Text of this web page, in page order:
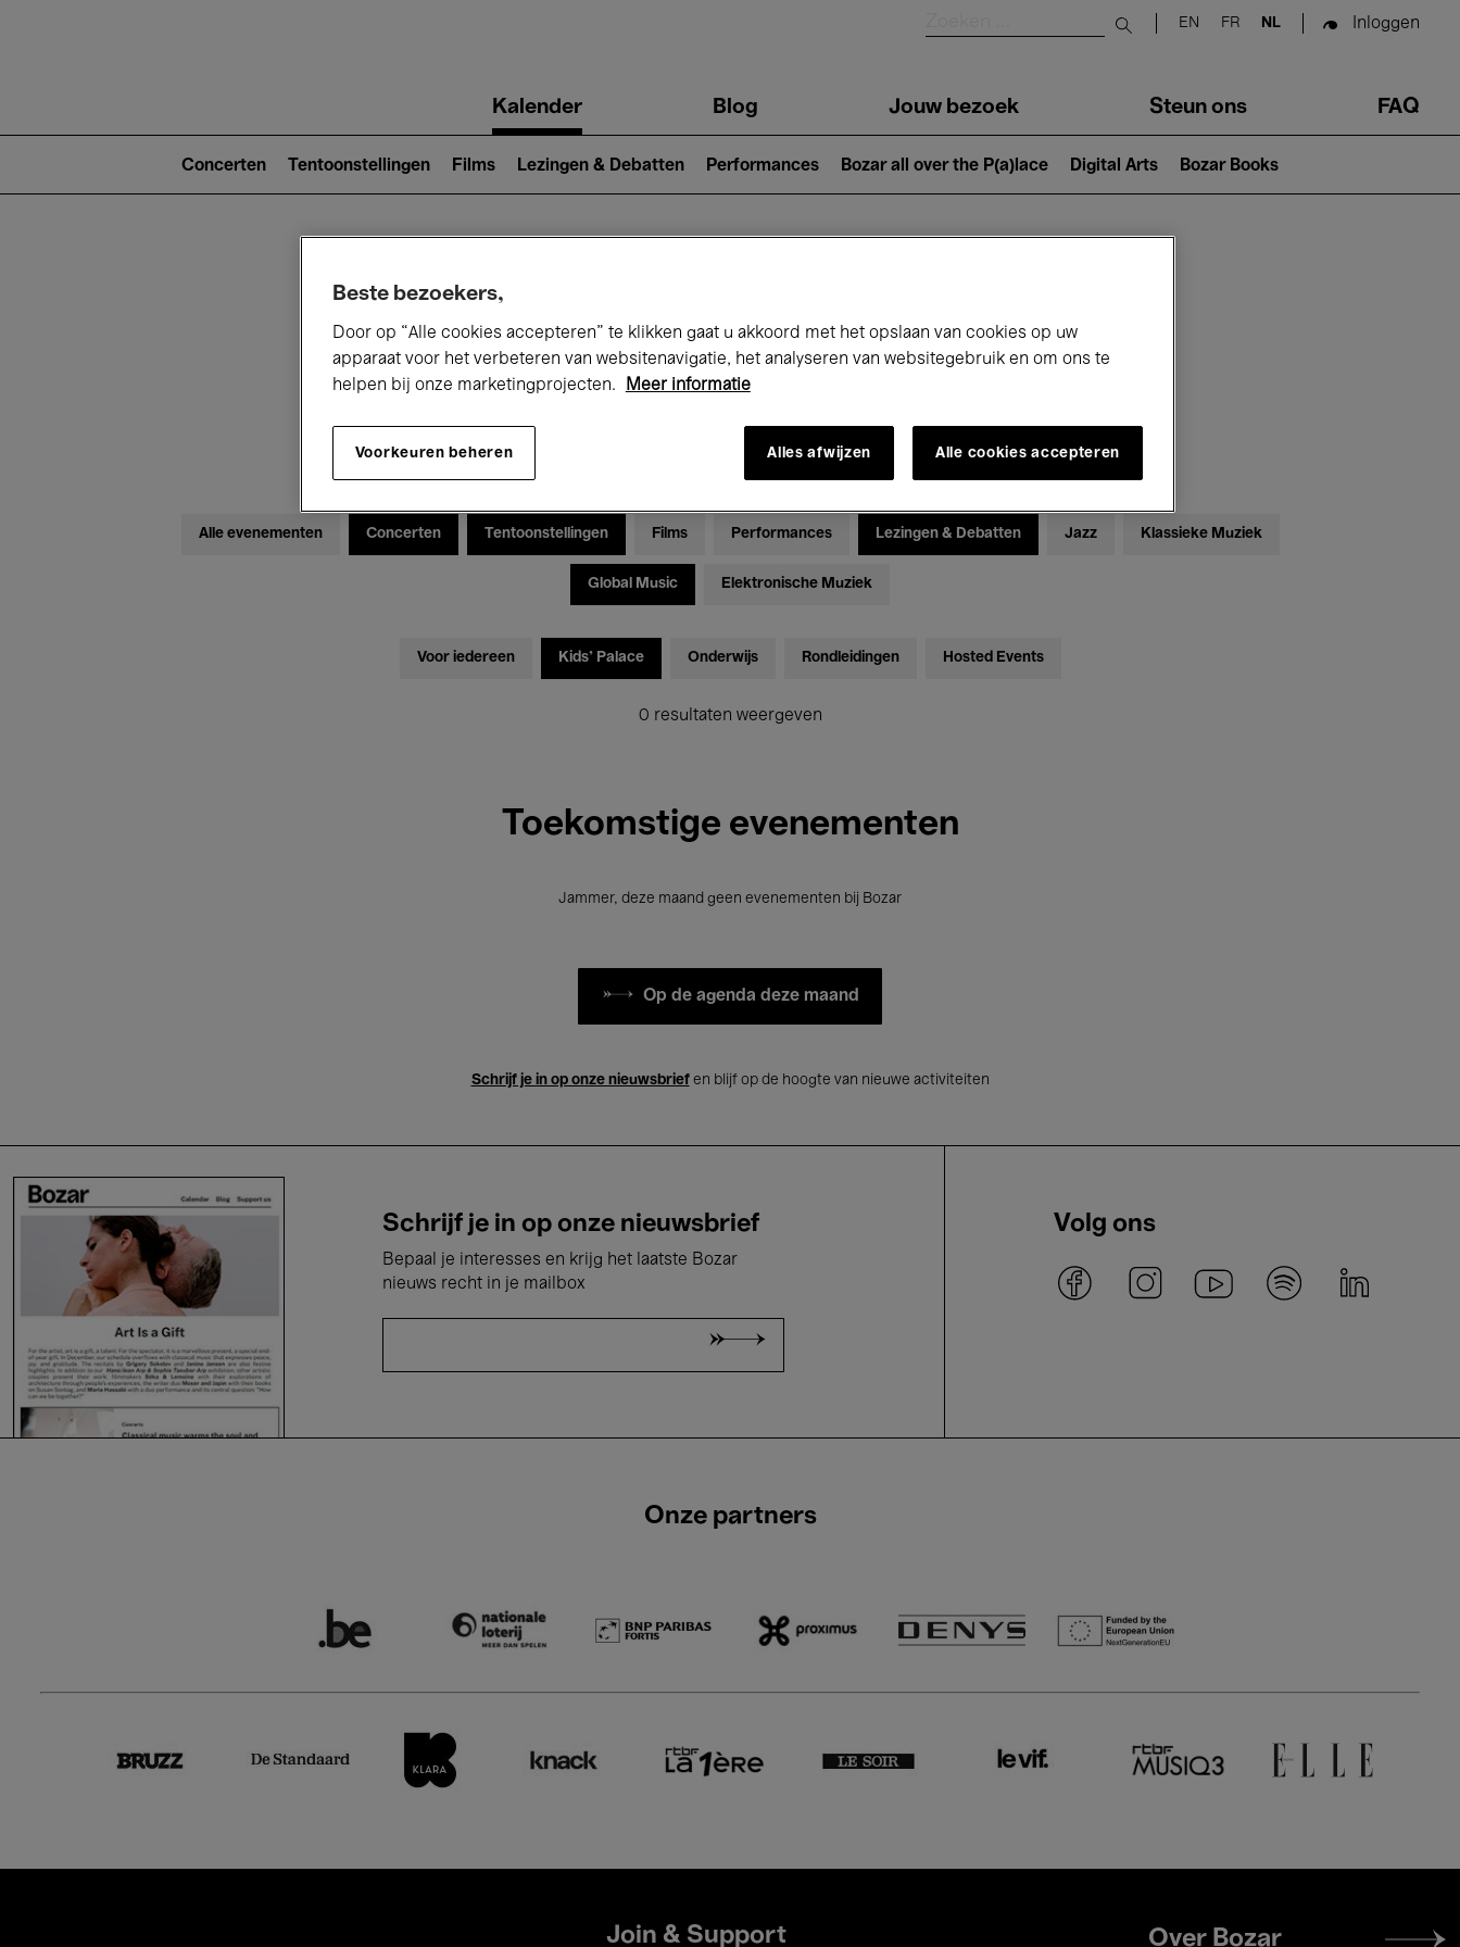
Submit search
EN FR NL Inloggen
navigationKalender Blog Jouw bezoek Steun ons FAQ
2)
Concerten Tentoonstellingen Films Lezingen & Debatten Performances Bozar all over the P(a)lace Digital Arts Bozar Books
Alle evenementen Concerten Tentoonstellingen Films Performances Lezingen & Debatten Jazz Klassieke Muziek
Global Music Elektronische Muziek
Voor iedereen Kids’ Palace Onderwijs Rondleidingen Hosted Events
0 resultaten weergeven
Toekomstige evenementen
Jammer, deze maand geen evenementen bij Bozar
Op de agenda deze maand
Schrijf je in op onze nieuwsbriefen blijf op de hoogte van nieuwe activiteiten
Schrijf je in op onze nieuwsbrief
Bepaal je interesses en krijg het laatste Bozar
nieuws recht in je mailbox
Volg ons
Onze partners
Join & Support
Footer
Over Bozar
Beste bezoekers,
Door op “Alle cookies accepteren” te klikken gaat u akkoord met het opslaan van cookies op uw
apparaat voor het verbeteren van websitenavigatie, het analyseren van websitegebruik en om ons te
helpen bij onze marketingprojecten.
Meer informatie
Voorkeuren beheren Alles afwijzen Alle cookies accepteren